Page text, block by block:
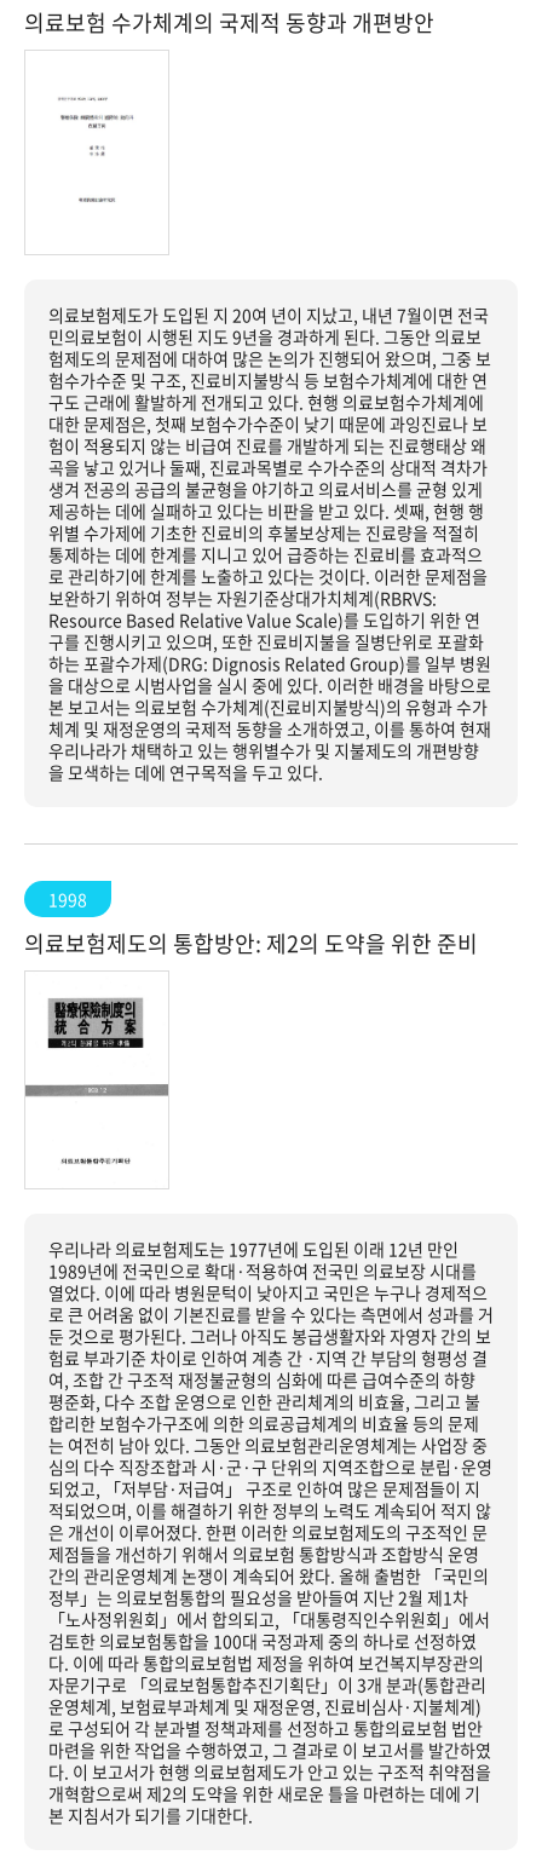
의료보험 수가체계의 국제적 동향과 개편방안
의료보험제도가 도입된 지 20여 년이 지났고, 내년 7월이면 전국
민의료보험이 시행된 지도 9년을 경과하게 된다. 그동안 의료보
험제도의 문제점에 대하여 많은 논의가 진행되어 왔으며, 그중 보
험수가수준 및 구조, 진료비지불방식 등 보험수가체계에 대한 연
구도 근래에 활발하게 전개되고 있다. 현행 의료보험수가체계에
대한 문제점은, 첫째 보험수가수준이 낮기 때문에 과잉진료나 보
험이 적용되지 않는 비급여 진료를 개발하게 되는 진료행태상 왜
곡을 낳고 있거나 둘째, 진료과목별로 수가수준의 상대적 격차가
생겨 전공의 공급의 불균형을 야기하고 의료서비스를 균형 있게
제공하는 데에 실패하고 있다는 비판을 받고 있다. 셋째, 현행 행
위별 수가제에 기초한 진료비의 후불보상제는 진료량을 적절히
통제하는 데에 한계를 지니고 있어 급증하는 진료비를 효과적으
로 관리하기에 한계를 노출하고 있다는 것이다. 이러한 문제점을
보완하기 위하여 정부는 자원기준상대가치체계(RBRVS:
Resource Based Relative Value Scale)를 도입하기 위한 연
구를 진행시키고 있으며, 또한 진료비지불을 질병단위로 포괄화
하는 포괄수가제(DRG: Dignosis Related Group)를 일부 병원
을 대상으로 시범사업을 실시 중에 있다. 이러한 배경을 바탕으로
본 보고서는 의료보험 수가체계(진료비지불방식)의 유형과 수가
체계 및 재정운영의 국제적 동향을 소개하였고, 이를 통하여 현재
우리나라가 채택하고 있는 행위별수가 및 지불제도의 개편방향
을 모색하는 데에 연구목적을 두고 있다.
1998
의료보험제도의 통합방안: 제2의 도약을 위한 준비
우리나라 의료보험제도는 1977년에 도입된 이래 12년 만인
1989년에 전국민으로 확대·적용하여 전국민 의료보장 시대를
열었다. 이에 따라 병원문턱이 낮아지고 국민은 누구나 경제적으
로 큰 어려움 없이 기본진료를 받을 수 있다는 측면에서 성과를 거
둔 것으로 평가된다. 그러나 아직도 봉급생활자와 자영자 간의 보
험료 부과기준 차이로 인하여 계층 간 ·지역 간 부담의 형평성 결
여, 조합 간 구조적 재정불균형의 심화에 따른 급여수준의 하향
평준화, 다수 조합 운영으로 인한 관리체계의 비효율, 그리고 불
합리한 보험수가구조에 의한 의료공급체계의 비효율 등의 문제
는 여전히 남아 있다. 그동안 의료보험관리운영체계는 사업장 중
심의 다수 직장조합과 시·군·구 단위의 지역조합으로 분립·운영
되었고, 「저부담·저급여」 구조로 인하여 많은 문제점들이 지
적되었으며, 이를 해결하기 위한 정부의 노력도 계속되어 적지 않
은 개선이 이루어졌다. 한편 이러한 의료보험제도의 구조적인 문
제점들을 개선하기 위해서 의료보험 통합방식과 조합방식 운영
간의 관리운영체계 논쟁이 계속되어 왔다. 올해 출범한 「국민의
정부」는 의료보험통합의 필요성을 받아들여 지난 2월 제1차
「노사정위원회」에서 합의되고, 「대통령직인수위원회」에서
검토한 의료보험통합을 100대 국정과제 중의 하나로 선정하였
다. 이에 따라 통합의료보험법 제정을 위하여 보건복지부장관의
자문기구로 「의료보험통합추진기획단」이 3개 분과(통합관리
운영체계, 보험료부과체계 및 재정운영, 진료비심사·지불체계)
로 구성되어 각 분과별 정책과제를 선정하고 통합의료보험 법안
마련을 위한 작업을 수행하였고, 그 결과로 이 보고서를 발간하였
다. 이 보고서가 현행 의료보험제도가 안고 있는 구조적 취약점을
개혁함으로써 제2의 도약을 위한 새로운 틀을 마련하는 데에 기
본 지침서가 되기를 기대한다.